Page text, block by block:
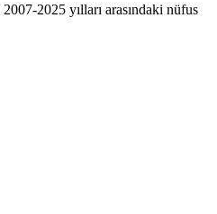
2007-2025 yılları arasındaki nüfus